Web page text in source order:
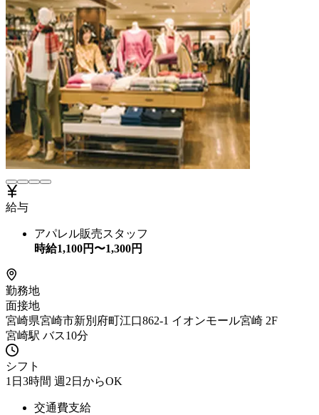
給与
アパレル販売スタッフ
時給1,100円〜1,300円
勤務地
面接地
宮崎県宮崎市新別府町江口862-1 イオンモール宮崎 2F
宮崎駅 バス10分
シフト
1日3時間 週2日からOK
交通費支給